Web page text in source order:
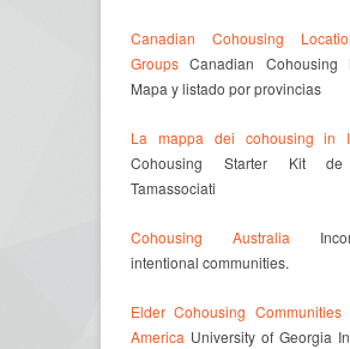
Canadian Cohousing
Groups Canadian Cohousing
Mapa y listado por provincias
La mappa dei cohousing in
Cohousing Starter Kit de
Tamassociati
Cohousing Australia
intentional communities.
Elder Cohousing Communities
America University of Georgia